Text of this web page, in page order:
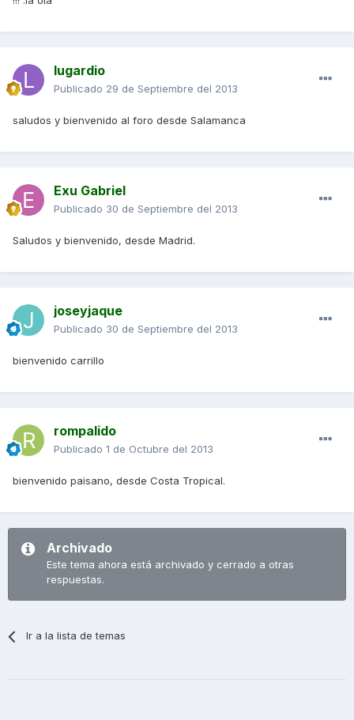
lugardio
Publicado 29 de Septiembre del 2013
saludos y bienvenido al foro desde Salamanca
Exu Gabriel
Publicado 30 de Septiembre del 2013
Saludos y bienvenido, desde Madrid.
joseyjaque
Publicado 30 de Septiembre del 2013
bienvenido carrillo
rompalido
Publicado 1 de Octubre del 2013
bienvenido paisano, desde Costa Tropical.
Archivado
Este tema ahora está archivado y cerrado a otras
respuestas.
Ir a la lista de temas